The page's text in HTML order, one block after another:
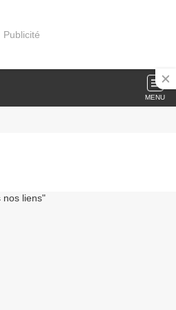
Publicité
MENU